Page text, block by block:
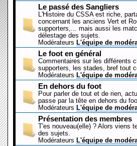
Le passé des Sangliers
L'Histoire du CSSA est riche,
concernant les anciens Vert et
supporters,... mais aussi les
délestage des sujets.
Modérateurs L'équipe de
Le foot en général
Commentaires sur les différents
supporters, les stades, bref tout
Modérateurs L'équipe de
En dehors du foot
Pour parler de tout et de rien,
passe par la tête en dehors du
Modérateurs L'équipe de
Présentation des membres
T'es nouveau(elle) ? Alors viens
des sujets.
Modérateurs L'équipe de